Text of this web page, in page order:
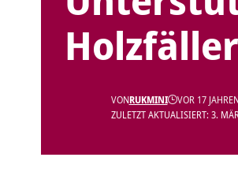
ZULETZT AKTUALISIERT: 3.
VONRUKMINI VOR 17